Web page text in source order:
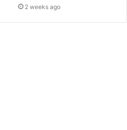
2 weeks ago